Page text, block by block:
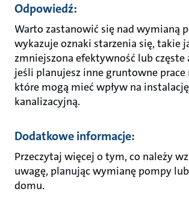
Odpowiedź:
Warto zastanowić się nad wymianą
wykazuje oznaki starzenia się, takie
zmniejszona efektywność lub częste
jeśli planujesz inne gruntowne
które mogą mieć wpływ na
kanalizacyjną.
Dodatkowe informacje:
Przeczytaj więcej o tym, co należy
uwagę, planując wymianę pompy
domu.